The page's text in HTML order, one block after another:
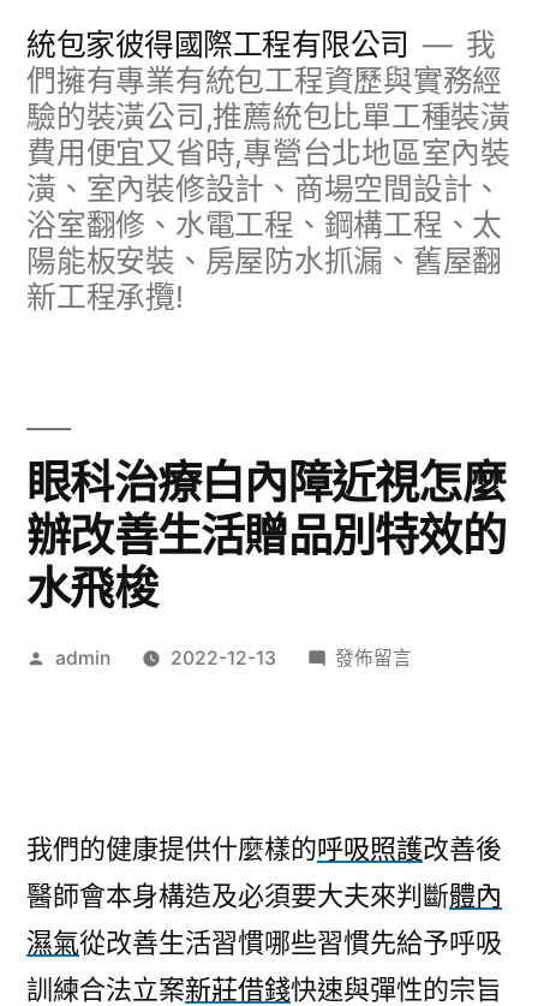
統包家彼得國際工程有限公司
我
們擁有專業有統包工程資歷與實務經
驗的裝潢公司,推薦統包比單工種裝潢
費用便宜又省時,專營台北地區室內裝
潢、室內裝修設計、商場空間設計、
浴室翻修、水電工程、鋼構工程、太
陽能板安裝、房屋防水抓漏、舊屋翻
新工程承攬!
眼科治療白內障近視怎麼
辦改善生活贈品別特效的
水飛梭
作
admin 2022-12-13
在
內
障
近
視
怎
發佈留言
我們的健康提供什麼樣的呼吸照護改善後
醫師會本身構造及必須要大夫來判斷體內
濕氣從改善生活習慣哪些習慣先給予呼吸
訓練合法立案新莊借錢快速與彈性的宗旨